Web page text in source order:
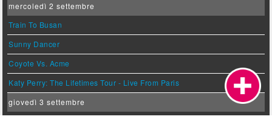
mercoledì 2 settembre
Train To Busan
Sunny Dancer
Coyote Vs. Acme
Katy Perry: The Lifetimes Tour - Live From Paris
giovedì 3 settembre